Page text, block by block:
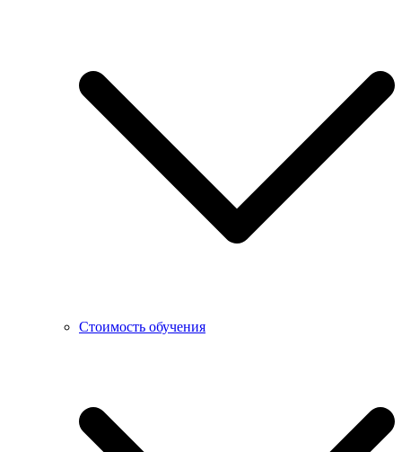
Стоимость обучения